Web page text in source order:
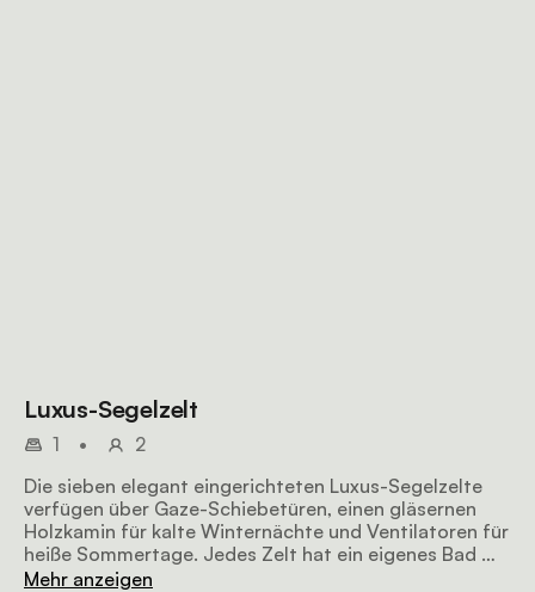
Luxus-Segelzelt
1 •
2
Die sieben elegant eingerichteten Luxus-Segelzelte
verfügen über Gaze-Schiebetüren, einen gläsernen
Holzkamin für kalte Winternächte und Ventilatoren für
heiße Sommertage. Jedes Zelt hat ein eigenes Bad mit
Spültoilette, Innen- und Außendusche sowie eine
Mehr anzeigen